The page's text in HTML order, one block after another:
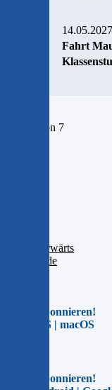
14.05.2027
Fahrt
Seite 1 von 7
Vorwärts
Ende
Jetzt abonnieren!
Für iOS | macOS
Jetzt abonnieren!